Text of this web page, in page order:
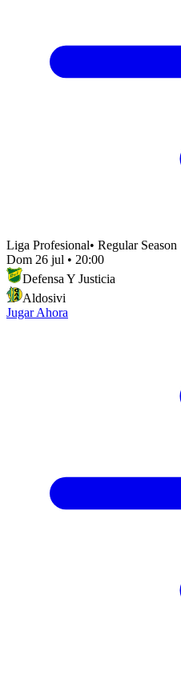
Liga Profesional• Regular Season
Dom 26 jul • 20:00
Defensa Y Justicia
Aldosivi
Jugar Ahora